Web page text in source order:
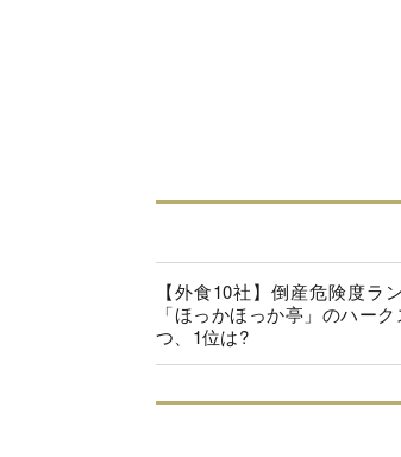
【外食10社】倒産危険度ラ
「ほっかほっか亭」のハー
つ、1位は?